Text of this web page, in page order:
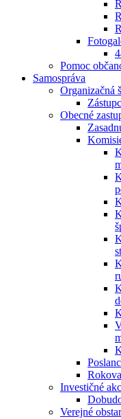
Pomoc
Samospráva
Organizačná
Obecné
Investičné
Verejné